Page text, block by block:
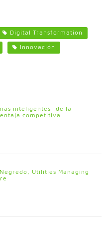
Digital Transformation
Innovación
inteligentes: de la
competitiva
Utilities Managing